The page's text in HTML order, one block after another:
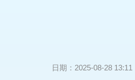
日期： 2025-08-28 13:11